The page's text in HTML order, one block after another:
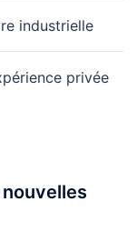
industrielle
privée
nouvelles